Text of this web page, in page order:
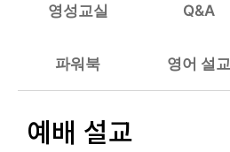
영성교실 Q&A
파워북 영어 설교
예배 설교